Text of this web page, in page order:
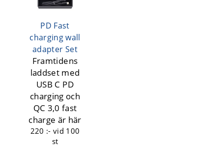
PD Fast
charging wall
adapter Set
Framtidens
laddset med
USB C PD
charging och
QC 3,0 fast
charge är här
220 :- vid 100
st